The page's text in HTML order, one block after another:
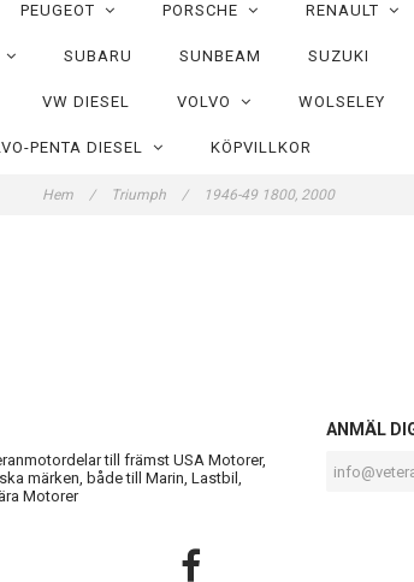
PEUGEOT PORSCHE RENAULT
SUBARU SUNBEAM SUZUKI
VW DIESEL VOLVO WOLSELEY
PENTA DIESEL KÖPVILLKOR
Hem / Triumph / 1946-49 1800, 2000
till främst USA Motorer,
märken, både till Marin, Lastbil,
Motorer
ANMÄL